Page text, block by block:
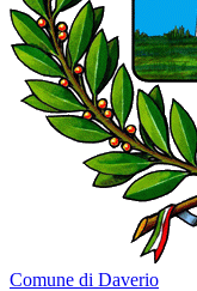
Comune di Daverio